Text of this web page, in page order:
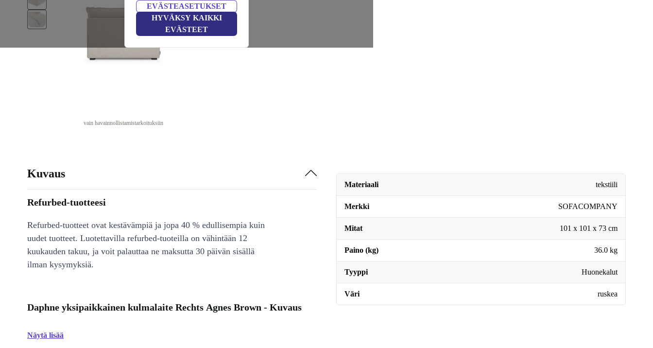
EVÄSTEASETUKSET
HYVÄKSY KAIKKI
EVÄSTEET
vain havainnollistamistarkoituksiin
Materiaali tekstiili
Merkki SOFACOMPANY
Mitat 101 x 101 x 73 cm
Paino (kg) 36.0 kg
Tyyppi Huonekalut
Väri ruskea
Kuvaus
Refurbed-tuotteesi
Refurbed-tuotteet ovat kestävämpiä ja jopa 40 % edullisempia kuin
uudet tuotteet. Luotettavilla refurbed-tuoteilla on vähintään 12
kuukauden takuu, ja voit palauttaa ne maksutta 30 päivän sisällä
ilman kysymyksiä.
Daphne yksipaikkainen kulmalaite Rechts Agnes Brown - Kuvaus
Näytä lisää